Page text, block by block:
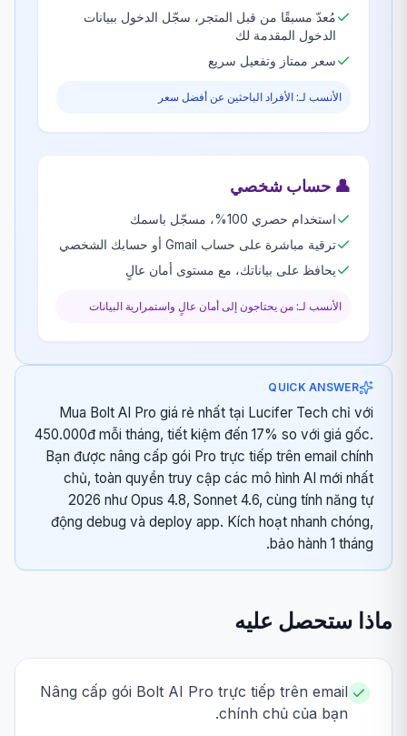
مُعدّ مسبقًا من قبل المتجر، سجّل الدخول ببيانات
الدخول المقدمة لك
سعر ممتاز وتفعيل سريع
الأنسب لـ: الأفراد الباحثين عن أفضل سعر
👤 حساب شخصي
استخدام حصري 100%، مسجّل باسمك
ترقية مباشرة على حساب Gmail أو حسابك الشخصي
يحافظ على بياناتك، مع مستوى أمان عالٍ
الأنسب لـ: من يحتاجون إلى أمان عالٍ واستمرارية البيانات
QUICK ANSWER
Mua Bolt AI Pro giá rẻ nhất tại Lucifer Tech chỉ với
450.000đ mỗi tháng, tiết kiệm đến 17% so với giá gốc.
Bạn được nâng cấp gói Pro trực tiếp trên email chính
chủ, toàn quyền truy cập các mô hình AI mới nhất
2026 như Opus 4.8, Sonnet 4.6, cùng tính năng tự
động debug và deploy app. Kích hoạt nhanh chóng,
bảo hành 1 tháng.
ماذا ستحصل عليه
Nâng cấp gói Bolt AI Pro trực tiếp trên email
chính chủ của bạn.